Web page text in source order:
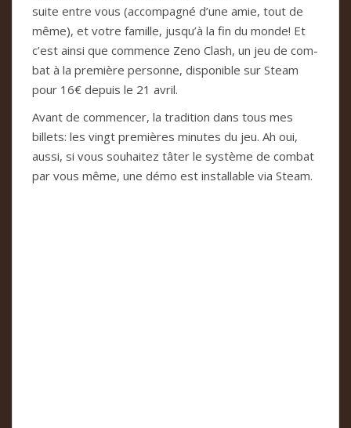
suite entre vous (accom­pa­gné d’une amie, tout de
même), et votre famille, jusqu’à la fin du monde! Et
c’est ainsi que com­mence Zeno Clash, un jeu de com­
bat à la pre­mière per­sonne, dis­po­ni­ble sur Steam
pour 16€ depuis le 21 avril.
Avant de com­men­cer, la tra­di­tion dans tous mes
billets: les vingt pre­miè­res minu­tes du jeu. Ah oui,
aussi, si vous sou­hai­tez tâter le sys­tème de com­bat
par vous même, une démo est ins­tal­la­ble via Steam.